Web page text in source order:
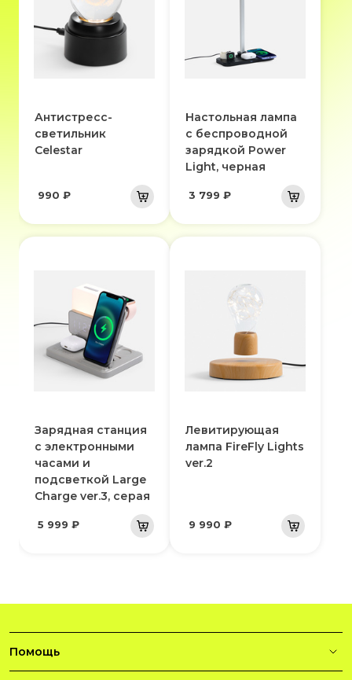
Антистресс-
светильник
Celestar
990 ₽
Настольная лампа
с беспроводной
зарядкой Power
Light, черная
3 799 ₽
Зарядная станция
с электронными
часами и
подсветкой Large
Charge ver.3, серая
5 999 ₽
Левитирующая
лампа FireFly Lights
ver.2
9 990 ₽
Помощь